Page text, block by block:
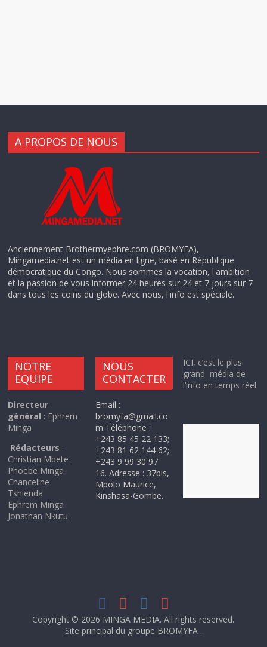
A PROPOS DE NOUS
Anciennement Brothermyephre.com (BROMYFA),
Mingamedia.net est un média en ligne, basé en République
démocratique du Congo. Nous sommes la vocation, l'ambition
et la passion de vous informer 24 heures sur 24 et 7 jours sur 7
dans tous les coins du globe. Avec nous, l'info est spéciale.
NOTRE
EQUIPE
Directeur
général : Ephrem
Minga
Rédacteurs :
Christian Mbete
Phoebe Minga
Chanceline
Tshienda
Ephrem Minga
Jonathan Nkutu
NOUS
CONTACTER
Email :
bromyfa@gmail.co
m Téléphone :
+243 85 45 22 133;
+243 81 62 144 62;
+243 9 99 30 97
16. Adresse : 37bis,
Mpolo Maurice,
Kinshasa-Gombe.
ICI, c’est le plus
grand média de
l’info en temps réel
Copyright © 2026 MINGA MEDIA. All rights reserved.
Site principal du groupe BROMYFA .